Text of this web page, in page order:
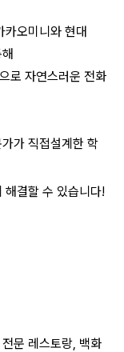
카오미니와 현대
로 자연스러운 전화
가 직접설계한 학
해결할 수 있습니다!
문 레스토랑, 백화